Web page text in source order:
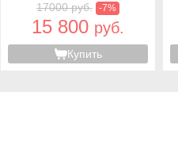
17000 руб. -7%
15 800 руб.
Купить